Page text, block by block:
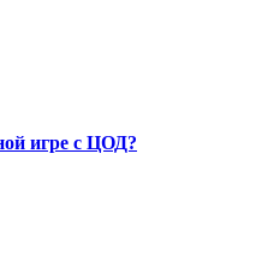
игре с ЦОД?